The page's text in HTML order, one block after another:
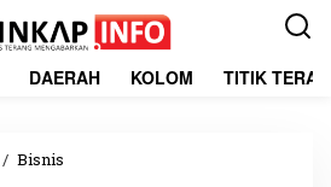
DAERAH KOLOM TITIK
/ Bisnis